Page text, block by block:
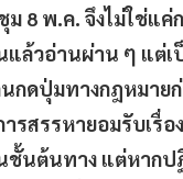
8 พ.ค. จึงไม่ใช่แค่
แล้วอ่านผ่าน ๆ แต่
นกดปุ่มทางกฎหมาย
รสรรหายอมรับเรื่
ชั้นต้นทาง แต่หากป